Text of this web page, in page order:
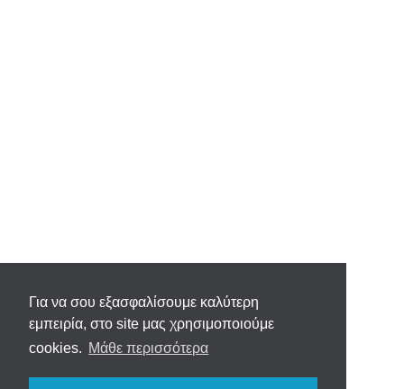
Για να σου εξασφαλίσουμε καλύτερη
εμπειρία, στο site μας χρησιμοποιούμε
cookies. Μάθε περισσότερα